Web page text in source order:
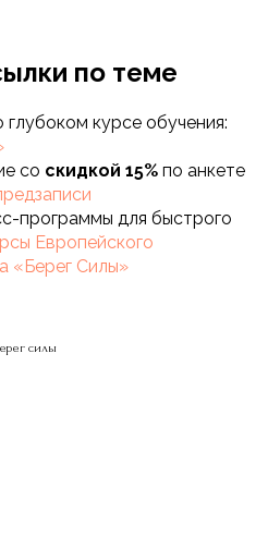
по теме
курсе обучения:
со скидкой 15% по анкете
программы для быстрого
Европейского
«Берег Силы»
силы